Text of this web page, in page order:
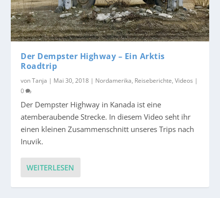
Der Dempster Highway – Ein Arktis
Roadtrip
vonTanja | Mai 30, 2018 | Nordamerika, Reiseberichte,Videos |
0
Der Dempster Highway in Kanada ist eine
atemberaubende Strecke. In diesem Video seht ihr
einen kleinen Zusammenschnitt unseres Trips nach
Inuvik.
WEITERLESEN